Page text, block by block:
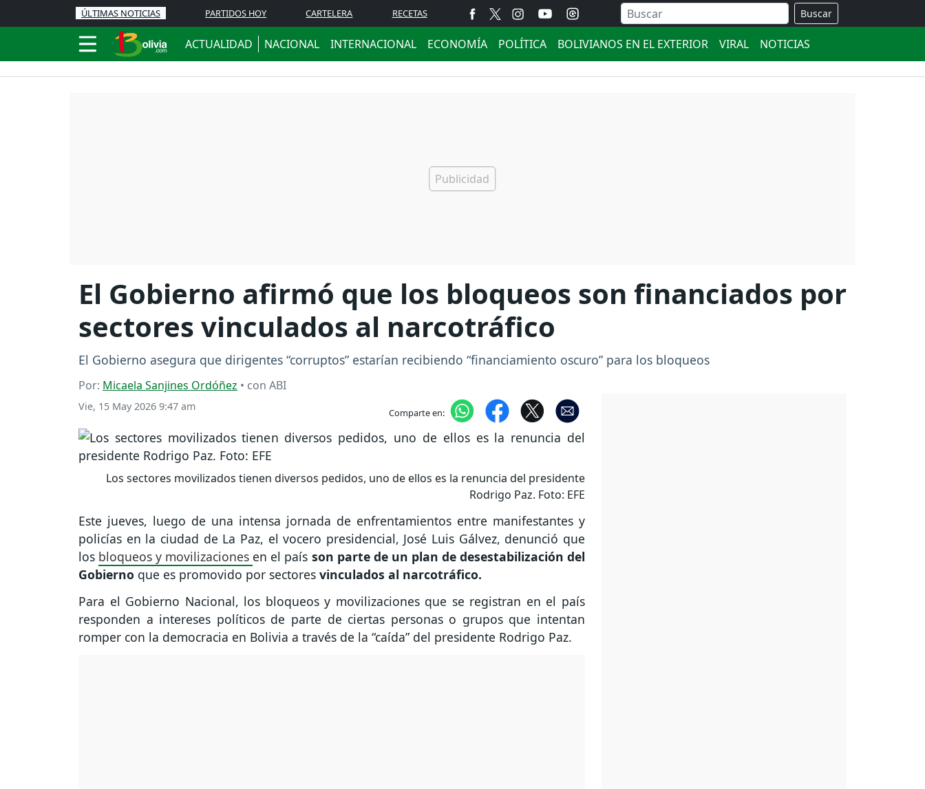
ÚLTIMAS NOTICIAS PARTIDOS HOY CARTELERA RECETAS Buscar
ACTUALIDAD NACIONAL INTERNACIONAL ECONOMÍA POLÍTICA BOLIVIANOS EN EL EXTERIOR VIRAL NOTICIAS
El Gobierno afirmó que los bloqueos son financiados por
sectores vinculados al narcotráfico
El Gobierno asegura que dirigentes “corruptos” estarían recibiendo “financiamiento oscuro” para los bloqueos
Por: Micaela Sanjines Ordóñez • con ABI
Vie, 15 May 2026 9:47 am Comparte en:
Los sectores movilizados tienen diversos pedidos, uno de ellos es la renuncia del presidente
Rodrigo Paz. Foto: EFE
Este jueves, luego de una intensa jornada de enfrentamientos entre manifestantes y
policías en la ciudad de La Paz, el vocero presidencial, José Luis Gálvez, denunció que
los bloqueos y movilizaciones en el país son parte de un plan de desestabilización del
Gobierno que es promovido por sectores vinculados al narcotráfico.
Para el Gobierno Nacional, los bloqueos y movilizaciones que se registran en el país
responden a intereses políticos de parte de ciertas personas o grupos que intentan
romper con la democracia en Bolivia a través de la “caída” del presidente Rodrigo Paz.